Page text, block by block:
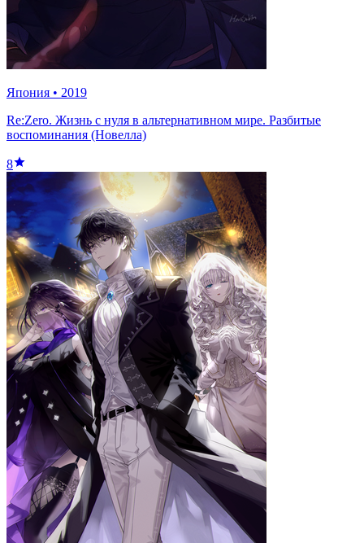
Япония • 2019
Re:Zero. Жизнь с нуля в альтернативном мире. Разбитые
воспоминания (Новелла)
8